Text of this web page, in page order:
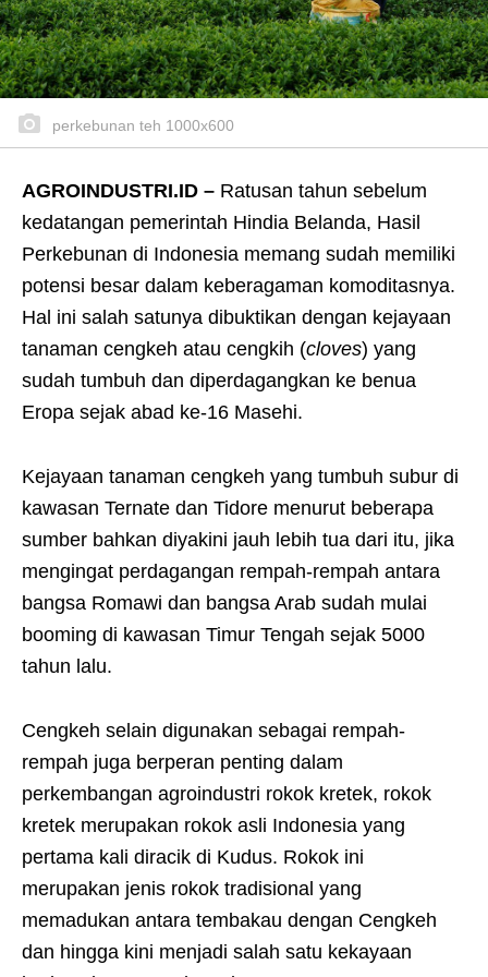
perkebunan teh 1000x600
AGROINDUSTRI.ID – Ratusan tahun sebelum
kedatangan pemerintah Hindia Belanda, Hasil
Perkebunan di Indonesia memang sudah memiliki
potensi besar dalam keberagaman komoditasnya.
Hal ini salah satunya dibuktikan dengan kejayaan
tanaman cengkeh atau cengkih (cloves) yang
sudah tumbuh dan diperdagangkan ke benua
Eropa sejak abad ke-16 Masehi.
Kejayaan tanaman cengkeh yang tumbuh subur di
kawasan Ternate dan Tidore menurut beberapa
sumber bahkan diyakini jauh lebih tua dari itu, jika
mengingat perdagangan rempah-rempah antara
bangsa Romawi dan bangsa Arab sudah mulai
booming di kawasan Timur Tengah sejak 5000
tahun lalu.
Cengkeh selain digunakan sebagai rempah-
rempah juga berperan penting dalam
perkembangan agroindustri rokok kretek, rokok
kretek merupakan rokok asli Indonesia yang
pertama kali diracik di Kudus. Rokok ini
merupakan jenis rokok tradisional yang
memadukan antara tembakau dengan Cengkeh
dan hingga kini menjadi salah satu kekayaan